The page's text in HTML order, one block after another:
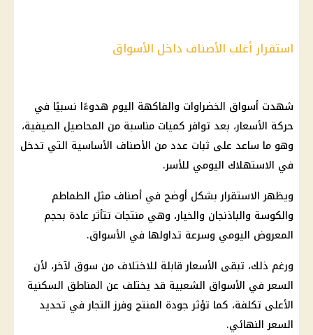
استقرار أغلب الأصناف داخل الأسواق
شهدت أسواق الخضراوات والفاكهة اليوم هدوءًا نسبيًا في
حركة الأسعار، بعد توافر كميات مناسبة من المحاصيل الصيفية،
وهو ما ساعد على ثبات عدد من الأصناف الأساسية التي تدخل
في الاستهلاك اليومي للأسر.
ويظهر الاستقرار بشكل أوضح في أصناف مثل الطماطم
والكوسة والباذنجان والخيار، وهي منتجات تتأثر عادة بحجم
المعروض اليومي وسرعة تداولها في الأسواق.
ورغم ذلك، تبقى الأسعار قابلة للاختلاف من سوق لآخر، لأن
السعر في الأسواق الشعبية قد يختلف عن المناطق السكنية
الأعلى تكلفة، كما تؤثر جودة المنتج وفرز التجار في تحديد
السعر النهائي.